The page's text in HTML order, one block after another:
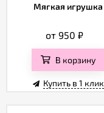
Мягкая игрушка
от 950₽
В корзину
Купить в 1 клик